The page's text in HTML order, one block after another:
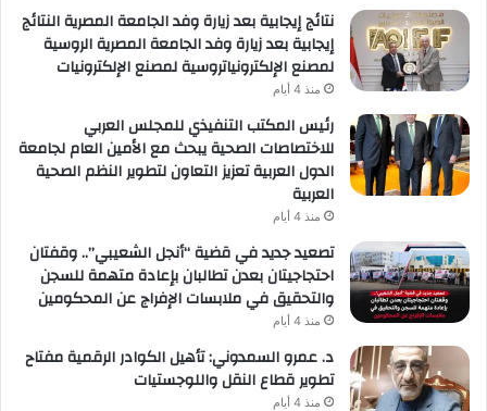
نتائج إيجابية بعد زيارة وفد الجامعة المصرية النتائج
إيجابية بعد زيارة وفد الجامعة المصرية الروسية
لمصنع الإلكترونياتروسية لمصنع الإلكترونيات
منذ 4 أيام
رئيس المكتب التنفيذي للمجلس العربي
للاختصاصات الصحية يبحث مع الأمين العام لجامعة
الدول العربية تعزيز التعاون لتطوير النظم الصحية
العربية
منذ 4 أيام
تصعيد جديد في قضية “أنجل الشعيبي”.. وقفتان
احتجاجيتان بعدن تطالبان بإعادة متهمة للسجن
والتحقيق في ملابسات الإفراج عن المحكومين
منذ 4 أيام
د. عمرو السمدوني: تأهيل الكوادر الرقمية مفتاح
تطوير قطاع النقل واللوجستيات
منذ 4 أيام